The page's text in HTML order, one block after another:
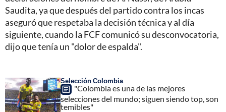
Saudita, ya que después del partido contra los incas
aseguró que respetaba la decisión técnica y al día
siguiente, cuando la FCF comunicó su desconvocatoria,
dijo que tenía un "dolor de espalda".
Selección Colombia
"Colombia es una de las mejores
selecciones del mundo; siguen siendo top, son
temibles"